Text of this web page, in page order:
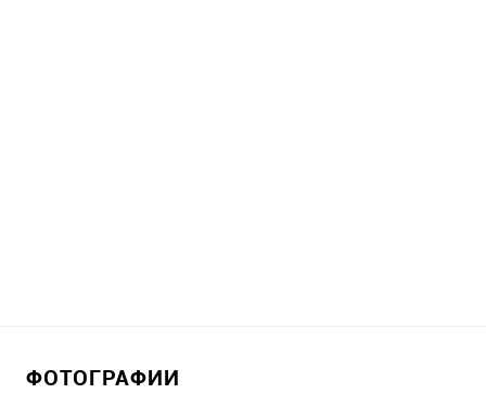
ФОТОГРАФИИ